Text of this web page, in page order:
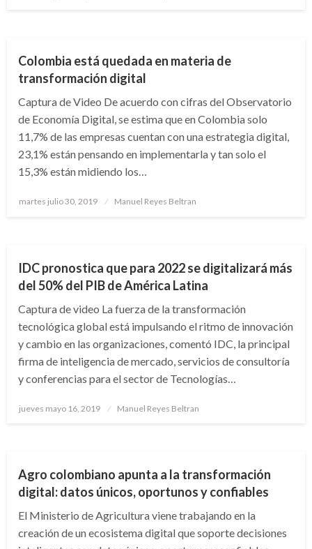
Colombia está quedada en materia de
transformación digital
Captura de Video De acuerdo con cifras del Observatorio
de Economía Digital, se estima que en Colombia solo
11,7% de las empresas cuentan con una estrategia digital,
23,1% están pensando en implementarla y tan solo el
15,3% están midiendo los…
Publicado
martes julio 30, 2019 Manuel Reyes Beltran
IDC pronostica que para 2022 se digitalizará más
del 50% del PIB de América Latina
Captura de video La fuerza de la transformación
tecnológica global está impulsando el ritmo de innovación
y cambio en las organizaciones, comentó IDC, la principal
firma de inteligencia de mercado, servicios de consultoría
y conferencias para el sector de Tecnologías…
Publicado
jueves mayo 16, 2019 Manuel Reyes Beltran
Agro colombiano apunta a la transformación
digital: datos únicos, oportunos y confiables
El Ministerio de Agricultura viene trabajando en la
creación de un ecosistema digital que soporte decisiones